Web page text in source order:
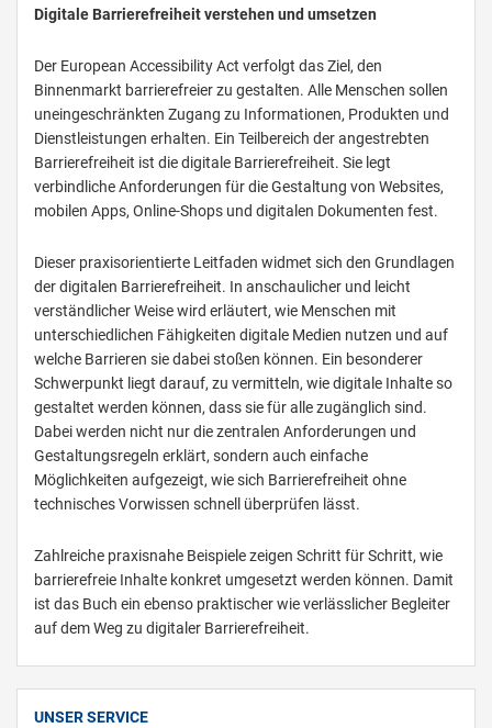
Digitale Barrierefreiheit verstehen und umsetzen
Der European Accessibility Act verfolgt das Ziel, den
Binnenmarkt barrierefreier zu gestalten. Alle Menschen sollen
uneingeschränkten Zugang zu Informationen, Produkten und
Dienstleistungen erhalten. Ein Teilbereich der angestrebten
Barrierefreiheit ist die digitale Barrierefreiheit. Sie legt
verbindliche Anforderungen für die Gestaltung von Websites,
mobilen Apps, Online-Shops und digitalen Dokumenten fest.
Dieser praxisorientierte Leitfaden widmet sich den Grundlagen
der digitalen Barrierefreiheit. In anschaulicher und leicht
verständlicher Weise wird erläutert, wie Menschen mit
unterschiedlichen Fähigkeiten digitale Medien nutzen und auf
welche Barrieren sie dabei stoßen können. Ein besonderer
Schwerpunkt liegt darauf, zu vermitteln, wie digitale Inhalte so
gestaltet werden können, dass sie für alle zugänglich sind.
Dabei werden nicht nur die zentralen Anforderungen und
Gestaltungsregeln erklärt, sondern auch einfache
Möglichkeiten aufgezeigt, wie sich Barrierefreiheit ohne
technisches Vorwissen schnell überprüfen lässt.
Zahlreiche praxisnahe Beispiele zeigen Schritt für Schritt, wie
barrierefreie Inhalte konkret umgesetzt werden können. Damit
ist das Buch ein ebenso praktischer wie verlässlicher Begleiter
auf dem Weg zu digitaler Barrierefreiheit.
UNSER SERVICE